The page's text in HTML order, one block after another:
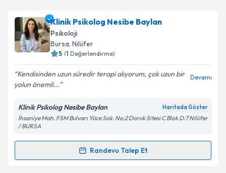
Psk. Dan. Miraç Kömürkaraiçin randevu takvimi
talebi oluşturun. Size bu uzmandan randevu almanız
için bir takvim hazırlandığında e-posta ile
bilgilendireceğiz.
E-posta Adresiniz
Kişisel verilerimin işlenmesine ilişkinAydınlatma
kapsamda işlenmesini kabul ediyorum.
Klinik Psikolog Nesibe Baylan
Psikoloji
Bursa, Nilüfer
5 (1 Değerlendirme)
Kendisinden uzun süredir terapi alıyorum, çok uzun bir
yolun önemli...
Devamı
Klinik Psikolog Nesibe Baylan Haritada Göster
İhsaniye Mah. FSM Bulvarı Yüce Sok. No:2 Doruk Sitesi C Blok D:7 Nilüfer
/ BURSA
Randevu Talep Et
Randevu Takvimi Talebi